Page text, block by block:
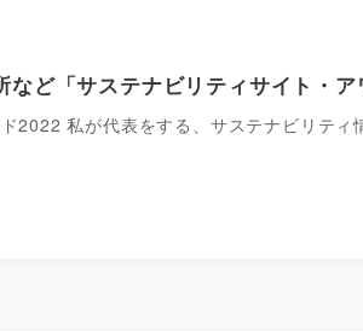
など「サステナビリティサイト・
2022 私が代表をする、サステナビリテ